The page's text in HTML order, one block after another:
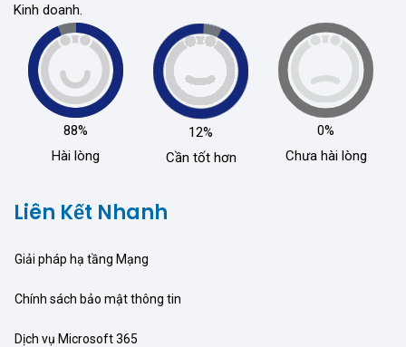
Kinh doanh.
88%
Hài lòng
12%
Cần tốt hơn
0%
Chưa hài lòng
Liên Kết Nhanh
Giải pháp hạ tầng Mạng
Chính sách bảo mật thông tin
Dịch vụ Microsoft 365